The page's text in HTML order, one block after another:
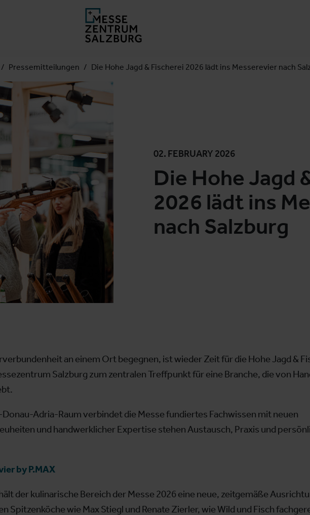
Pressemitteilungen Die Hohe Jagd & Fischerei 2026 lädt ins Messerevier nach
02. FEBRUARY 2026
Die Hohe Jagd
2026 lädt ins
nach Salzburg
an einem Ort begegnen, ist wieder Zeit für die Hohe Jagd &
Salzburg zum zentralen Treffpunkt für eine Branche, die von
Adria-Raum verbindet die Messe fundiertes Fachwissen mit neuen
und handwerklicher Expertise stehen Austausch, Praxis und
by P.MAX
der kulinarische Bereich der Messe 2026 eine neue, zeitgemäße
Spitzenköche wie Max Stiegl und Renate Zierler, wie Wild und Fisch